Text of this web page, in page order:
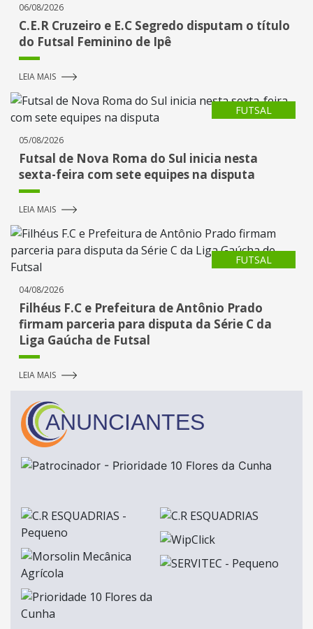
06/08/2026
C.E.R Cruzeiro e E.C Segredo disputam o título
do Futsal Feminino de Ipê
LEIA MAIS
FUTSAL
05/08/2026
Futsal de Nova Roma do Sul inicia nesta
sexta-feira com sete equipes na disputa
LEIA MAIS
FUTSAL
04/08/2026
Filhéus F.C e Prefeitura de Antônio Prado
firmam parceria para disputa da Série C da
Liga Gaúcha de Futsal
LEIA MAIS
ANUNCIANTES